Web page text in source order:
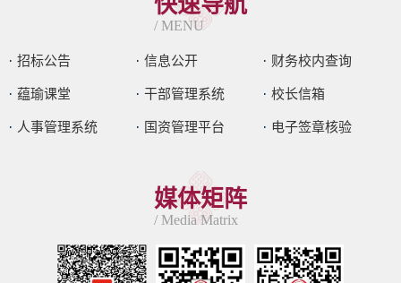
/ MENU
招标公告 信息公开 财务校内查询
蕴瑜课堂 干部管理系统 校长信箱
人事管理系统 国资管理平台 电子签章核验
媒体矩阵
/ Media Matrix